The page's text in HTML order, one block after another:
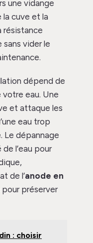
une vidange
cuve et la
résistance
vider le
dépend de
eau. Une
et attaque les
eau trop
Le dépannage
l’eau pour
de l’anode en
préserver
: choisir